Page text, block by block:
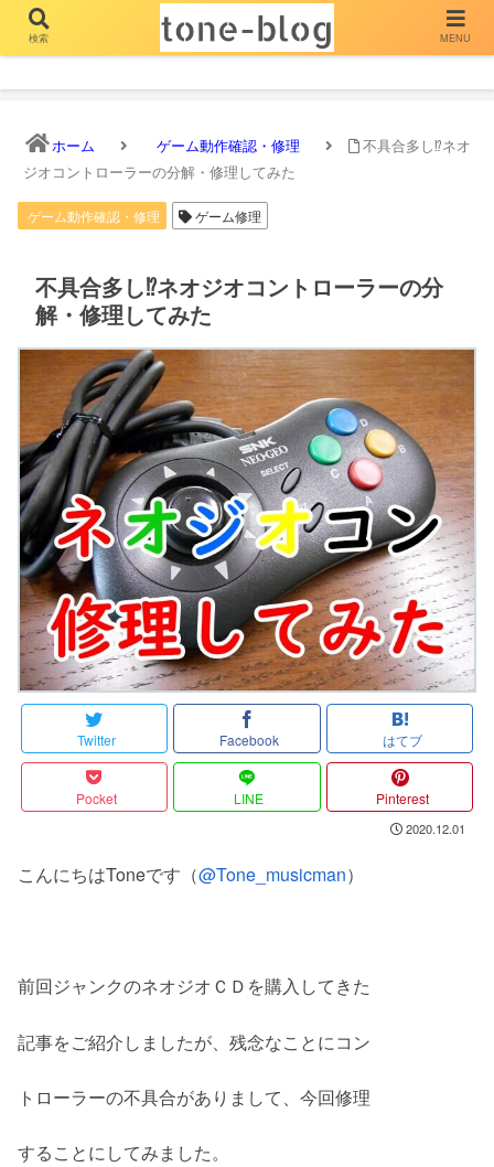
とーん ぶろぐ
ホーム ゲーム動作確認・修理
不具合多し⁉ネオ
ジオコントローラーの分解・修理してみた
ゲーム動作確認・修理 ゲーム修理
不具合多し⁉ネオジオコントローラーの分
解・修理してみた
Twitter Facebook はてブ
Pocket LINE Pinterest
2020.12.01
こんにちはToneです（@Tone_musicman）
前回ジャンクのネオジオＣＤを購入してきた
記事をご紹介しましたが、残念なことにコン
トローラーの不具合がありまして、今回修理
することにしてみました。
検索 MENU